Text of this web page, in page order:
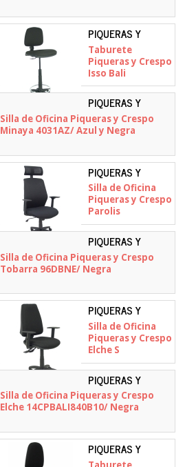
PIQUERAS Y
CRESPO -
T12CPB840RN
Taburete
Piqueras y Crespo
Isso Bali
T12CPB840RN/
Negro
PIQUERAS Y
CRESPO - 4031AZ
Silla de Oficina Piqueras y Crespo
Minaya 4031AZ/ Azul y Negra
PIQUERAS Y
CRESPO -
370BM840A840RNC
Silla de Oficina
Piqueras y Crespo
Parolis
370BM840A840RNC/
Negro
PIQUERAS Y
CRESPO - 96DBNE
Silla de Oficina Piqueras y Crespo
Tobarra 96DBNE/ Negra
PIQUERAS Y
CRESPO -
14SBALI840B10
Silla de Oficina
Piqueras y Crespo
Elche S
14SBALI840B10/
Negro
PIQUERAS Y
CRESPO -
14CPBALI840B10
Silla de Oficina Piqueras y Crespo
Elche 14CPBALI840B10/ Negra
PIQUERAS Y
CRESPO -